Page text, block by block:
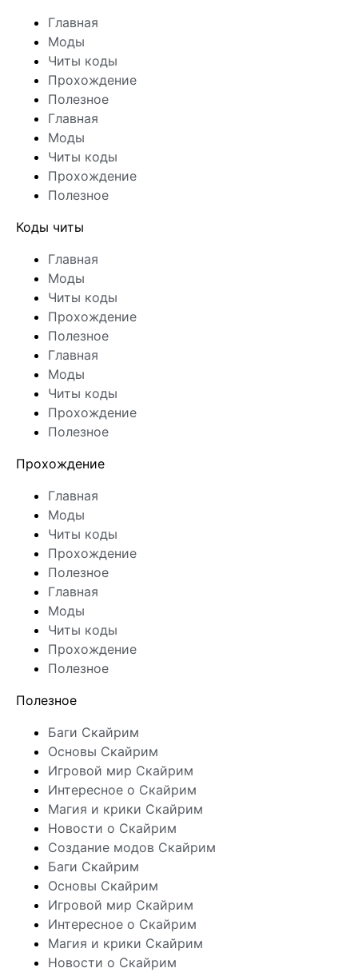
Главная
Моды
Читы коды
Прохождение
Полезное
Главная
Моды
Читы коды
Прохождение
Полезное
Коды читы
Главная
Моды
Читы коды
Прохождение
Полезное
Главная
Моды
Читы коды
Прохождение
Полезное
Прохождение
Главная
Моды
Читы коды
Прохождение
Полезное
Главная
Моды
Читы коды
Прохождение
Полезное
Полезное
Баги Скайрим
Основы Скайрим
Игровой мир Скайрим
Интересное о Скайрим
Магия и крики Скайрим
Новости о Скайрим
Создание модов Скайрим
Баги Скайрим
Основы Скайрим
Игровой мир Скайрим
Интересное о Скайрим
Магия и крики Скайрим
Новости о Скайрим